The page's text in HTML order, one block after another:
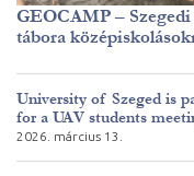
GEOCAMP –
tábora
University of Szeged is
for a UAV students
2026. március 13.